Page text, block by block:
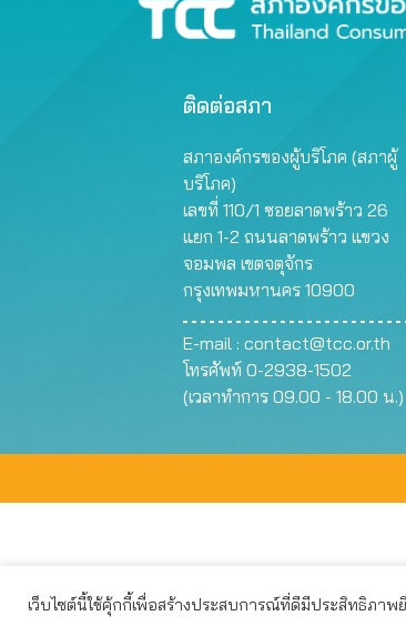
ติดต่อสภา
สภาองค์กรของผู้บริโภค (สภาผู้
บริโภค)
เลขที่ 110/1 ซอยลาดพร้าว 26
แยก 1-2 ถนนลาดพร้าว แขวง
จอมพล เขตจตุจักร
กรุงเทพมหานคร 10900
E-mail : contact@tcc.or.th
โทรศัพท์ 0-2938-1502
(เวลาทำการ 09.00 - 18.00 น.)
เว็บไซต์นี้ใช้คุ้กกี้เพื่อสร้างประสบการณ์ที่ดีมีประสิทธิภาพ
เว็บไซต์นี้ใช้คุกกี้เพื่อมอบประสบการณ์การใช้ง